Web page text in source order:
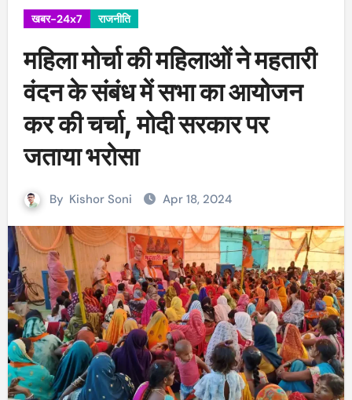
खबर-24x7 राजनीति
महिला मोर्चा की महिलाओं ने महतारी
वंदन के संबंध में सभा का आयोजन
कर की चर्चा, मोदी सरकार पर
जताया भरोसा
By Kishor Soni Apr 18, 2024